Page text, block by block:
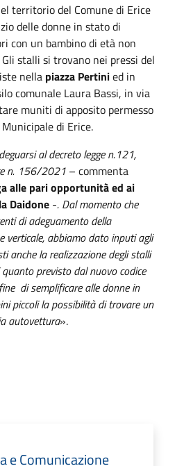
territorio del Comune di Erice
delle donne in stato di
con un bambino di età non
stalli si trovano nei pressi del
nella piazza Pertinied in
comunale Laura Bassi, in via
muniti di apposito permesso
di Erice.
al decreto legge n.121,
n. 156/2021 – commenta
alle pari opportunità ed ai
Daidone -. Dal momento che
di adeguamento della
verticale, abbiamo dato inputi agli
anche la realizzazione degli stalli
previsto dal nuovo codice
di semplificare alle donne in
piccoli la possibilità di trovare un
autovettura».
e Comunicazione